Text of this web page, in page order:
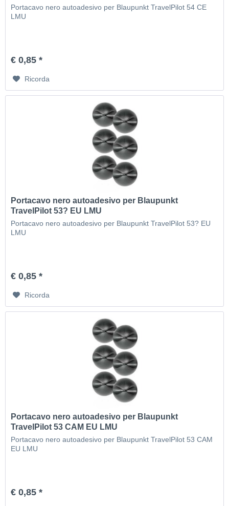
Portacavo nero autoadesivo per Blaupunkt TravelPilot 54 CE
LMU
€ 0,85 *
Ricorda
Portacavo nero autoadesivo per Blaupunkt
TravelPilot 53? EU LMU
Portacavo nero autoadesivo per Blaupunkt TravelPilot 53? EU
LMU
€ 0,85 *
Ricorda
Portacavo nero autoadesivo per Blaupunkt
TravelPilot 53 CAM EU LMU
Portacavo nero autoadesivo per Blaupunkt TravelPilot 53 CAM
EU LMU
€ 0,85 *